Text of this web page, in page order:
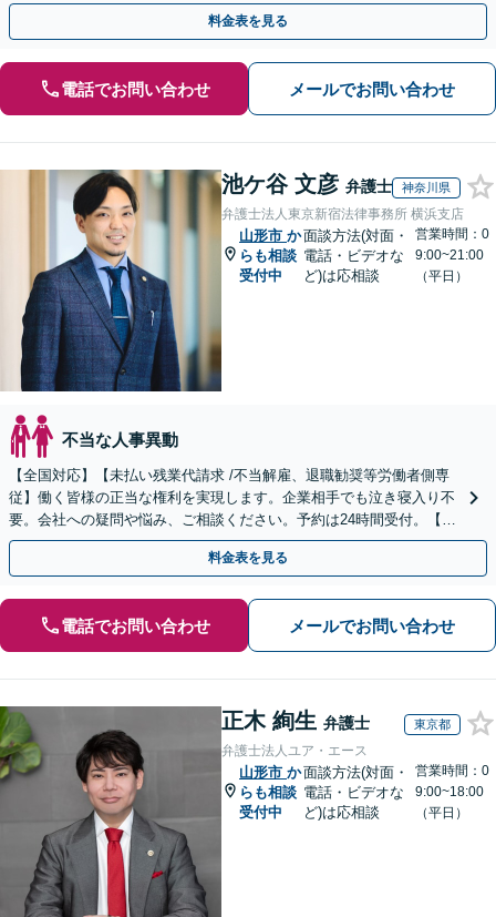
料金表を見る
電話でお問い合わせ メールでお問い合わせ
池ケ谷 文彦 弁護士 神奈川県
弁護士法人東京新宿法律事務所 横浜支店
山形市 か
らも相談
受付中
面談方法(対面・
電話・ビデオな
ど)は応相談
営業時間：0
9:00~21:00
（平日）
不当な人事異動
【全国対応】【未払い残業代請求 /不当解雇、退職勧奨等労働者側専
従】働く皆様の正当な権利を実現します。企業相手でも泣き寝入り不
要。会社への疑問や悩み、ご相談ください。予約は24時間受付。【初
回面談無料】【夜間・休日対応可】
料金表を見る
電話でお問い合わせ メールでお問い合わせ
正木 絢生 弁護士 東京都
弁護士法人ユア・エース
山形市 か
らも相談
受付中
面談方法(対面・
電話・ビデオな
ど)は応相談
営業時間：0
9:00~18:00
（平日）